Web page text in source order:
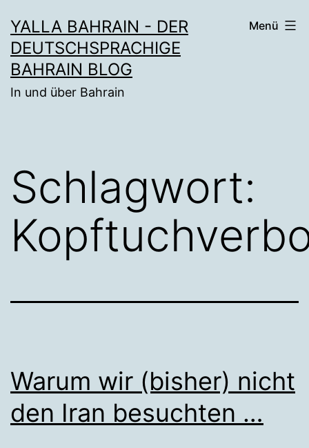
Inhalt
springen
YALLA BAHRAIN - DER
DEUTSCHSPRACHIGE
BAHRAIN BLOG
In und über Bahrain
Menü
Schlagwort:
Warum wir (bisher) nicht
den Iran besuchten …